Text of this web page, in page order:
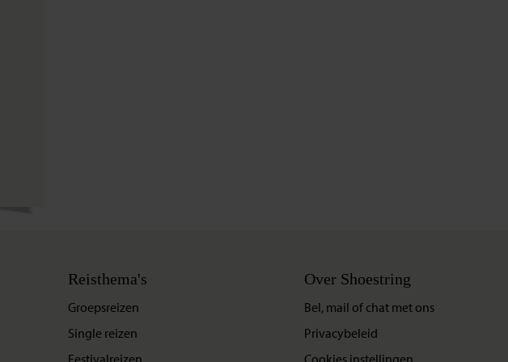
Reisthema's
Groepsreizen
Single reizen
Festivalreizen
Over Shoestring
Bel, mail of chat met ons
Privacybeleid
Cookies instellingen